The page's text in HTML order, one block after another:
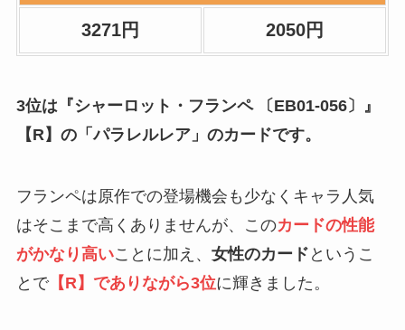
3271円 2050円
3位は『シャーロット・フランペ 〔EB01-056〕』
【R】の「パラレルレア」のカードです。
フランペは原作での登場機会も少なくキャラ人気
はそこまで高くありませんが、このカードの性能
がかなり高いことに加え、 女性のカード というこ
とで【R】でありながら3位に輝きました。